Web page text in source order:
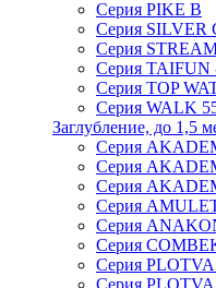
Серия PIKE B
Серия SILVER
Серия
Серия TAIFUN
Серия TOP
Серия WALK
Заглубление, до 1,5
Серия
Серия
Серия
Серия
Серия
Серия
Серия PLOTVA
Серия PLOTVA